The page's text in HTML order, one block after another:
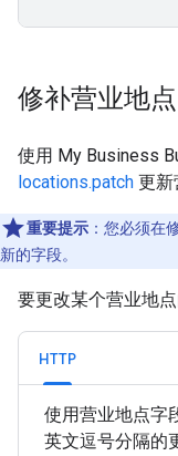
修补营业地点
使用 My Business
locations.patch 更新
重要提示 ： 您必须在
新的字段。
要更改某个营业地
HTTP
使用营业地点字
英文逗号分隔的